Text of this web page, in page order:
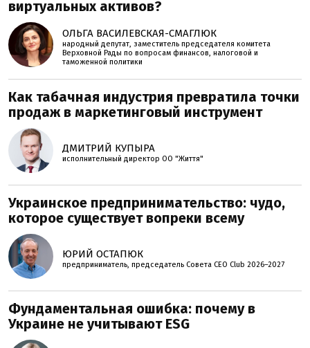
виртуальных активов?
ОЛЬГА ВАСИЛЕВСКАЯ-СМАГЛЮК
народный депутат, заместитель председателя комитета
Верховной Рады по вопросам финансов, налоговой и
таможенной политики
Как табачная индустрия превратила точки
продаж в маркетинговый инструмент
ДМИТРИЙ КУПЫРА
исполнительный директор ОО "Життя"
Украинское предпринимательство: чудо,
которое существует вопреки всему
ЮРИЙ ОСТАПЮК
предприниматель, председатель Совета CEO Club 2026–2027
Фундаментальная ошибка: почему в
Украине не учитывают ESG